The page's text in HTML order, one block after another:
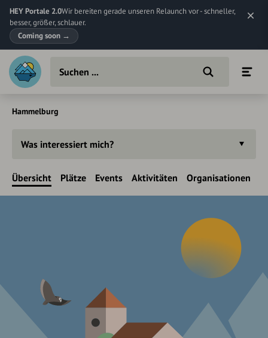
HEY Portale 2.0Wir bereiten gerade unseren Relaunch vor - schneller,
besser, größer, schlauer.
Coming soon →
Hammelburg
Was interessiert mich?
Übersicht Plätze Events Aktivitäten Organisationen